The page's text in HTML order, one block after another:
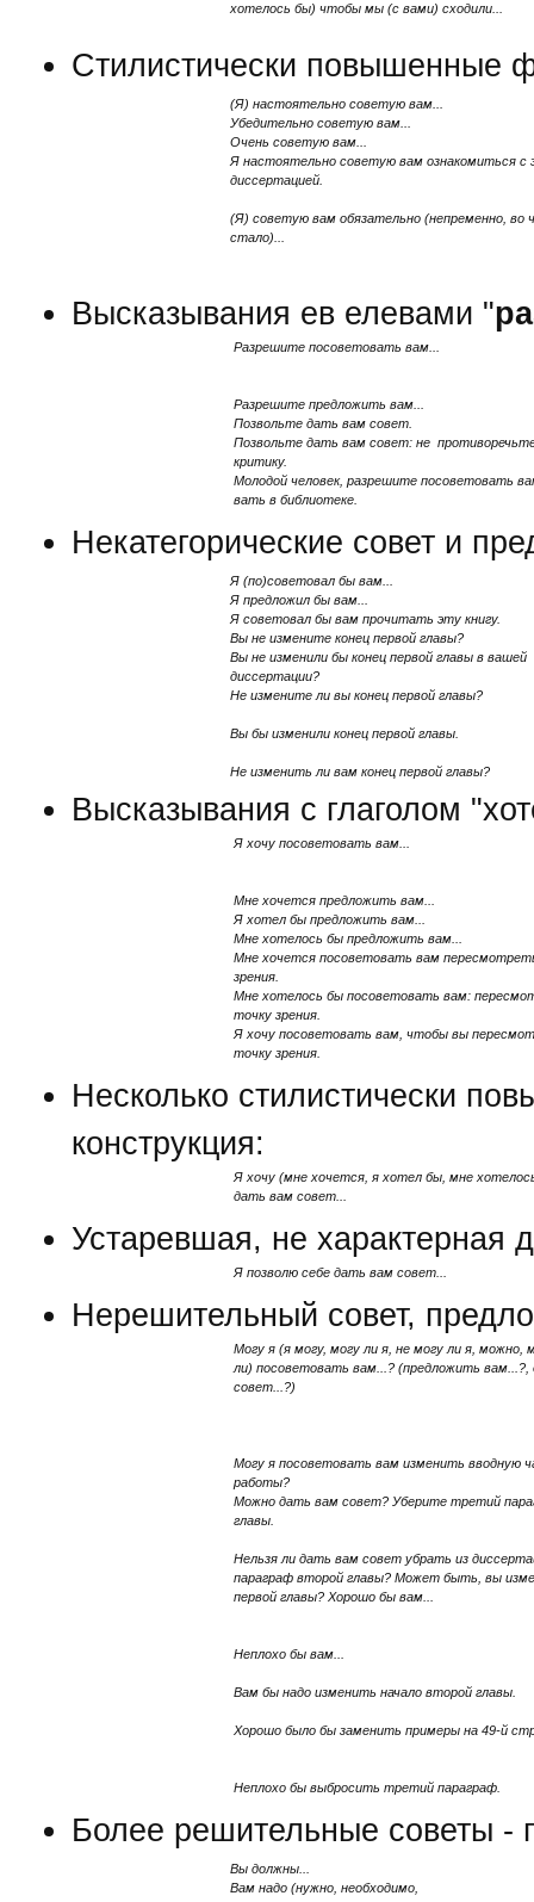
хотелось бы) чтобы мы (с вами) сходили...
Стилистически повышенные
(Я) настоятельно советую вам...
Убедительно советую вам...
Очень советую вам...
Я настоятельно советую вам ознакомиться с
диссертацией.
(Я) советую вам обязательно (непременно, во
стало)...
Высказывания ев елевами "
Разрешите посоветовать вам...
Разрешите предложить вам...
Позвольте дать вам совет.
Позвольте дать вам совет: не
критику.
Молодой человек, разрешите посоветовать
вать в библиотеке.
Некатегорические совет и
Я (по)советовал бы вам...
Я предложил бы вам...
Я советовал бы вам прочитать эту книгу.
Вы не измените конец первой главы?
Вы не изменили бы конец первой главы в вашей
диссертации?
Не измените ли вы конец первой главы?
Вы бы изменили конец первой главы.
Не изменить ли вам конец первой главы?
Высказывания с глаголом
Я хочу посоветовать вам...
Мне хочется предложить вам...
Я хотел бы предложить вам...
Мне хотелось бы предложить вам...
Мне хочется посоветовать вам
зрения.
Мне хотелось бы посоветовать вам:
точку зрения.
Я хочу посоветовать вам, чтобы вы
точку зрения.
Несколько стилистически
конструкция:
Я хочу (мне хочется, я хотел бы, мне
дать вам совет...
Устаревшая, не характерная
Я позволю себе дать вам совет...
Нерешительный совет,
Могу я (я могу, могу ли я, не могу ли я, можно,
ли) посоветовать вам...? (предложить
совет...?)
Могу я посоветовать вам изменить вводную
работы?
Можно дать вам совет? Уберите третий
главы.
Нельзя ли дать вам совет убрать из
параграф второй главы? Может быть, вы
первой главы? Хорошо бы вам...
Неплохо бы вам...
Вам бы надо изменить начало второй главы.
Хорошо было бы заменить примеры на 49-й
Неплохо бы выбросить третий параграф.
Более решительные советы -
Вы должны...
Вам надо (нужно, необходимо,